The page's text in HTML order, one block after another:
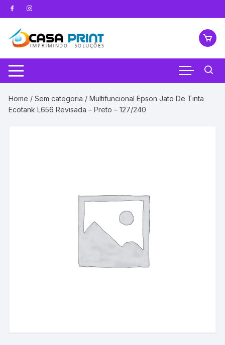
Pular
para
conteúdo
Home /Sem categoria / Multifuncional Epson Jato De Tinta
Ecotank L656 Revisada – Preto – 127/240